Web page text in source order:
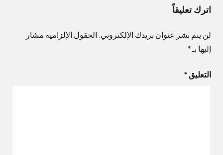
اترك تعليقاً
لن يتم نشر عنوان بريدك الإلكتروني. الحقول الإلزامية مشار
إليها بـ*
التعليق *